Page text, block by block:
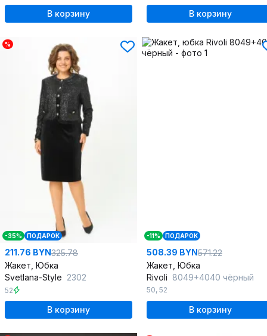
В корзину В корзину
%
-35% ПОДАРОК
211.76 BYN325.78
Жакет, Юбка
Svetlana-Style 2302
52
В корзину
-11% ПОДАРОК
508.39 BYN571.22
Жакет, Юбка
Rivoli 8049+4040 чёрный
50, 52
В корзину